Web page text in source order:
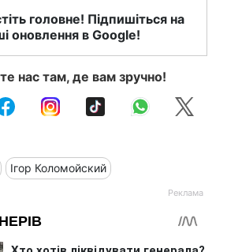
головне! Підпишіться на
оновлення в Google!
нас там, де вам зручно!
Ігор Коломойский